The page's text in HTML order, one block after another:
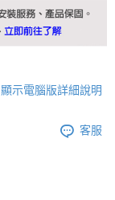
顯示電腦版詳細說明
客服